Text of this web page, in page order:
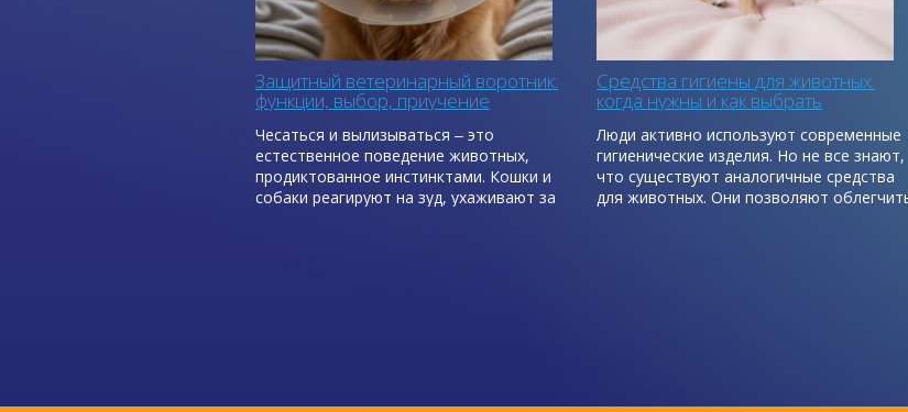
Защитный ветеринарный воротник:
функции, выбор, приучение
Чесаться и вылизываться ‒ это
естественное поведение животных,
продиктованное инстинктами. Кошки и
собаки реагируют на зуд, ухаживают за
Средства гигиены для животных:
когда нужны и как выбрать
Люди активно используют современные
гигиенические изделия. Но не все знают,
что существуют аналогичные средства
для животных. Они позволяют